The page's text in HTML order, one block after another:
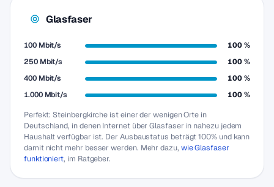
Glasfaser
100 Mbit/s
100 %
250 Mbit/s
100 %
400 Mbit/s
100 %
1.000 Mbit/s
100 %
Perfekt: Steinbergkirche ist einer der wenigen Orte in
Deutschland, in denen Internet über Glasfaser in nahezu jedem
Haushalt verfügbar ist. Der Ausbaustatus beträgt 100% und kann
damit nicht mehr besser werden. Mehr dazu, wie Glasfaser
funktioniert, im Ratgeber.